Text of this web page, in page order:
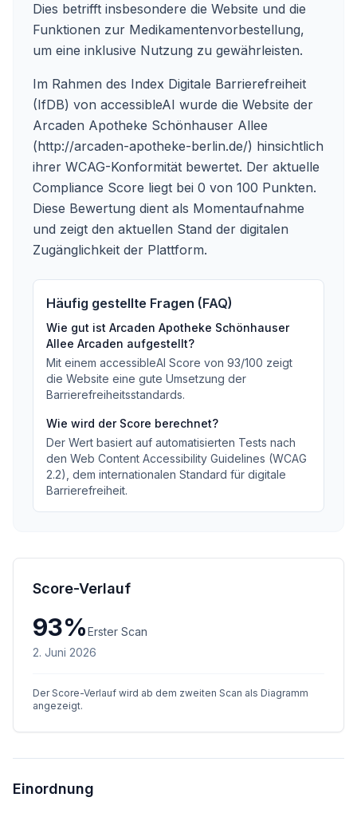
Dies betrifft insbesondere die Website und die
Funktionen zur Medikamentenvorbestellung,
um eine inklusive Nutzung zu gewährleisten.
Im Rahmen des Index Digitale Barrierefreiheit
(IfDB) von accessibleAI wurde die Website der
Arcaden Apotheke Schönhauser Allee
(http://arcaden-apotheke-berlin.de/) hinsichtlich
ihrer WCAG-Konformität bewertet. Der aktuelle
Compliance Score liegt bei 0 von 100 Punkten.
Diese Bewertung dient als Momentaufnahme
und zeigt den aktuellen Stand der digitalen
Zugänglichkeit der Plattform.
Häufig gestellte Fragen (FAQ)
Wie gut ist Arcaden Apotheke Schönhauser
Allee Arcaden aufgestellt?
Mit einem accessibleAI Score von 93/100 zeigt
die Website eine gute Umsetzung der
Barrierefreiheitsstandards.
Wie wird der Score berechnet?
Der Wert basiert auf automatisierten Tests nach
den Web Content Accessibility Guidelines (WCAG
2.2), dem internationalen Standard für digitale
Barrierefreiheit.
Score-Verlauf
93%Erster Scan
2. Juni 2026
Der Score-Verlauf wird ab dem zweiten Scan als Diagramm
angezeigt.
Einordnung